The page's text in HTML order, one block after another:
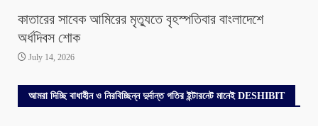
কাতারের সাবেক আমিরের মৃত্যুতে বৃহস্পতিবার বাংলাদেশে
অর্ধদিবস শোক
July 14, 2026
আমরা দিচ্ছি বাধাহীন ও নিরবিচ্ছিন্ন দুর্দান্ত গতির ইন্টারনেট মানেই DESHIBIT